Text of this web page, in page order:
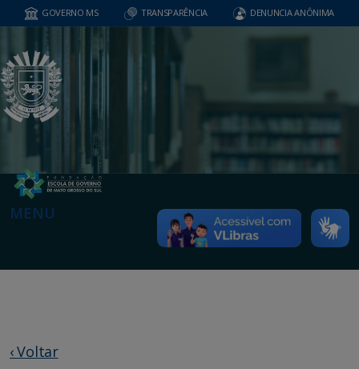
GOVERNO MS TRANSPARÊNCIA DENUNCIA ANÔNIMA
MENU
‹ Voltar